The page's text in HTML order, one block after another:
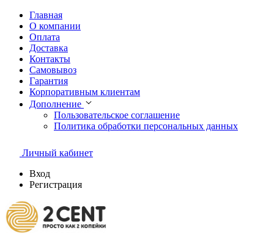
Главная
О компании
Оплата
Доставка
Контакты
Самовывоз
Гарантия
Корпоративным клиентам
Дополнение
Пользовательское соглашение
Политика обработки персональных данных
Личный кабинет
Вход
Регистрация